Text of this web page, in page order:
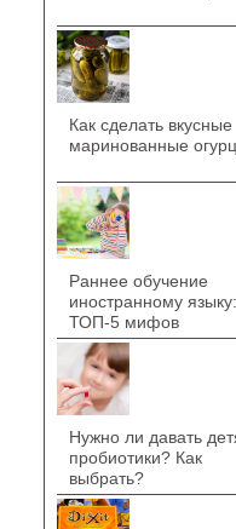
Как сделать вкусные
маринованные
Раннее обучение
иностранному языку:
ТОП-5 мифов
Нужно ли давать
пробиотики? Как
выбрать?